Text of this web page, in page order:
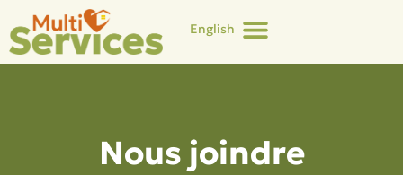
English
Nous joindre